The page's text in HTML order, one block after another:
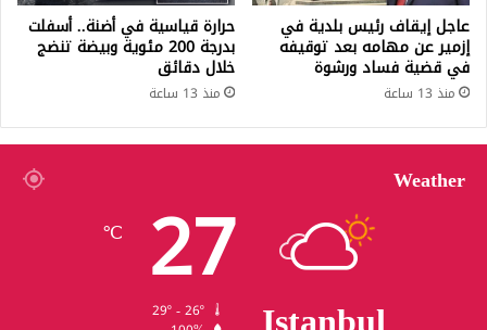
عاجل إيقاف رئيس بلدية في
إزمير عن مهامه بعد توقيفه
في قضية فساد ورشوة
منذ 13 ساعة
حرارة قياسية في أضنة.. أسفلت
بدرجة 200 مئوية وبيضة تنضج
خلال دقائق
منذ 13 ساعة
Weather
27
℃